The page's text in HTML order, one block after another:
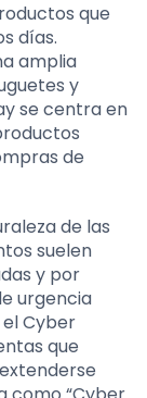
que
días.
amplia
y
se centra en
de
de las
suelen
y por
urgencia
Cyber
que